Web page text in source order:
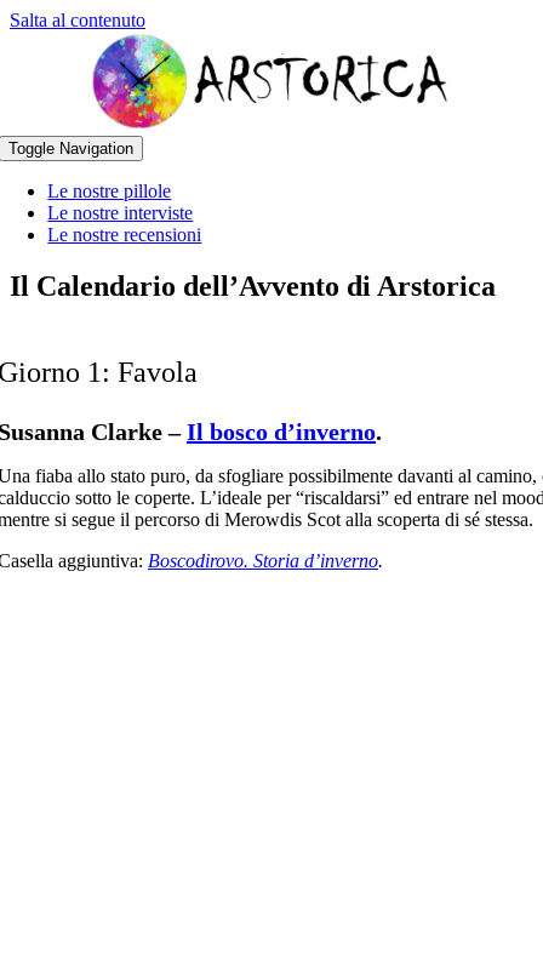
Salta al contenuto
Toggle Navigation
Le nostre pillole
Le nostre interviste
Le nostre recensioni
Il Calendario dell’Avvento di Arstorica
1: Favola
Clarke –Il bosco d’inverno.
fiaba allo stato puro, da sfogliare possibilmente davanti al camino,
sotto le coperte. L’ideale per “riscaldarsi” ed entrare nel
si segue il percorso di Merowdis Scot alla scoperta di sé stessa.
aggiuntiva: Boscodirovo. Storia d’inverno.